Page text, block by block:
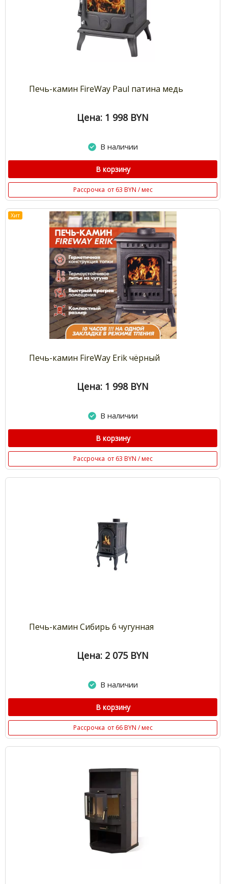
Печь-камин FireWay Paul патина медь
Цена: 1 998 BYN
В наличии
В корзину
Рассрочка от 63 BYN / мес
Хит
Печь-камин FireWay Erik чёрный
Цена: 1 998 BYN
В наличии
В корзину
Рассрочка от 63 BYN / мес
Печь-камин Сибирь 6 чугунная
Цена: 2 075 BYN
В наличии
В корзину
Рассрочка от 66 BYN / мес